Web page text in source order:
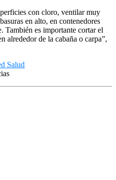
con cloro, ventilar muy
en alto, en contenedores
También es importante cortar el
alrededor de la cabaña o carpa”,